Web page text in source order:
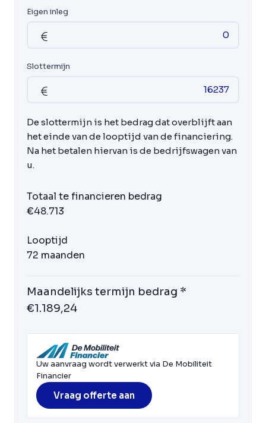
Eigen inleg
Slottermijn
De slottermijn is het bedrag dat overblijft aan
het einde van de looptijd van de financiering.
Na het betalen hiervan is de bedrijfswagen van
u.
Totaal te financieren bedrag
€48.713
Looptijd
72 maanden
Maandelijks termijn bedrag *
€1.189,24
Uw aanvraag wordt verwerkt via De Mobiliteit
Financier
Vraag offerte aan